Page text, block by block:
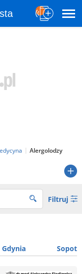
Alergolodzy
Filtruj
Gdynia Sopot